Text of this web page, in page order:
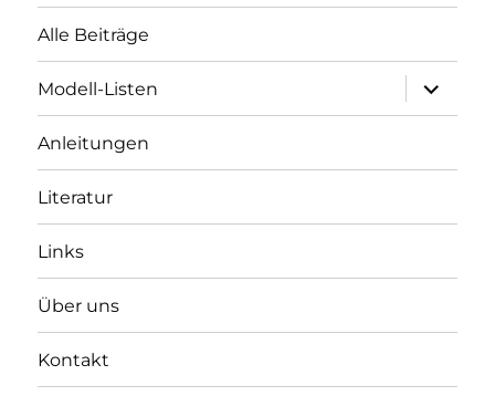
Alle Beiträge
Modell-Listen
öffnen
Anleitungen
Literatur
Links
Über uns
Kontakt